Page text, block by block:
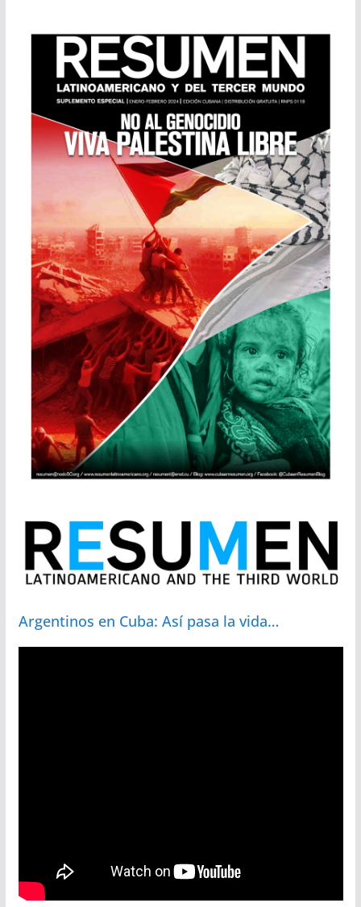
Argentinos en Cuba: Así pasa la vida…